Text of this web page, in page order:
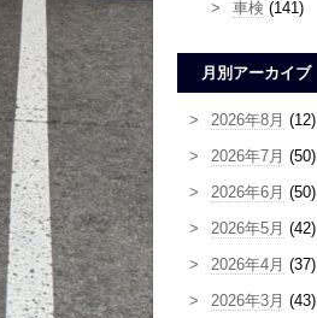
車検 (141)
月別アーカイブ
2026年8月 (12)
2026年7月 (50)
2026年6月 (50)
2026年5月 (42)
2026年4月 (37)
2026年3月 (43)